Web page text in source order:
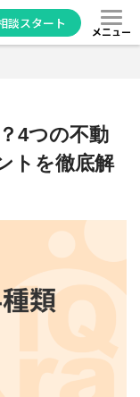
談スタート
メニュー
4つの不動
トを徹底解